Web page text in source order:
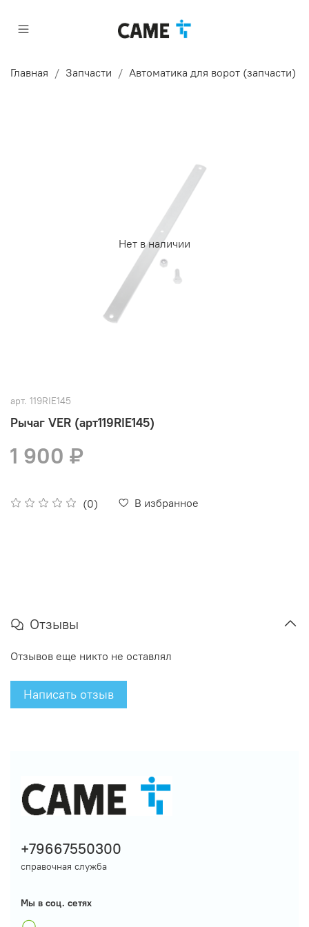
Главная Запчасти Автоматика для ворот (запчасти)
Нет в наличии
арт. 119RIE145
Рычаг VER (арт119RIE145)
(0) В избранное
1 900 ₽
Отзывы
Отзывов еще никто не оставлял
Написать отзыв
+79667550300
справочная служба
Мы в соц. сетях